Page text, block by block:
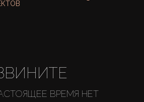
ВРЕМЯ НЕТ